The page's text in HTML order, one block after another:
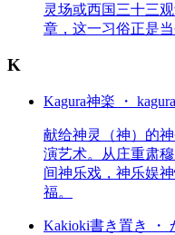
灵场或西国三十三
章，这一习俗正是
K
Kagura神楽 ・ kagura
献给神灵（神）的
演艺术。从庄重肃
间神乐戏，神乐娱
福。
Kakioki書き置き ・